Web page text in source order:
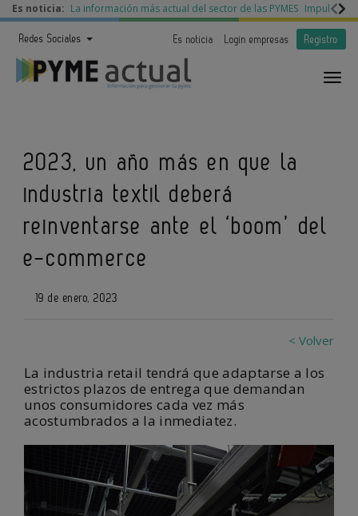
Es noticia: La información más actual del sector de las PYMES Impulso a
Redes Sociales Es noticia Login empresas Registro
2023, un año más en que la
industria textil deberá
reinventarse ante el ‘boom’ del
e-commerce
19 de enero, 2023
< Volver
La industria retail tendrá que adaptarse a los
estrictos plazos de entrega que demandan
unos consumidores cada vez más
acostumbrados a la inmediatez.